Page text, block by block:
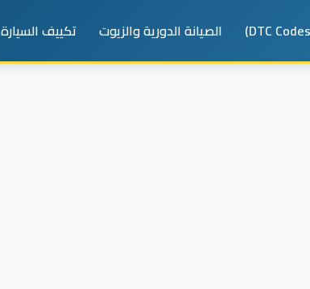
الصيانة الدورية والزيوت تكييف السيارة